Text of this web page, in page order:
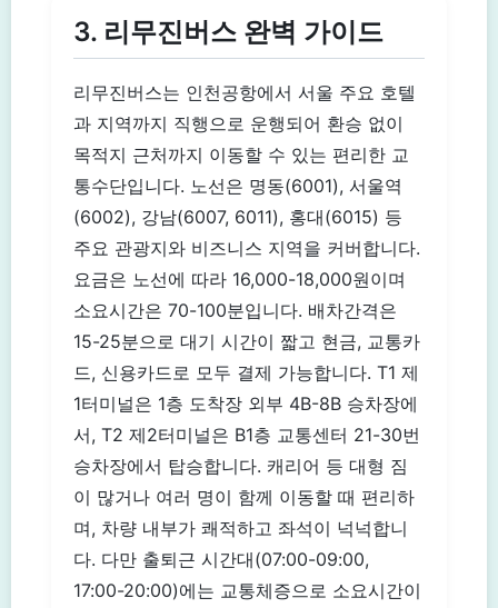
3. 리무진버스 완벽 가이드
리무진버스는 인천공항에서 서울 주요 호텔
과 지역까지 직행으로 운행되어 환승 없이
목적지 근처까지 이동할 수 있는 편리한 교
통수단입니다. 노선은 명동(6001), 서울역
(6002), 강남(6007, 6011), 홍대(6015) 등
주요 관광지와 비즈니스 지역을 커버합니다.
요금은 노선에 따라 16,000-18,000원이며
소요시간은 70-100분입니다. 배차간격은
15-25분으로 대기 시간이 짧고 현금, 교통카
드, 신용카드로 모두 결제 가능합니다. T1 제
1터미널은 1층 도착장 외부 4B-8B 승차장에
서, T2 제2터미널은 B1층 교통센터 21-30번
승차장에서 탑승합니다. 캐리어 등 대형 짐
이 많거나 여러 명이 함께 이동할 때 편리하
며, 차량 내부가 쾌적하고 좌석이 넉넉합니
다. 다만 출퇴근 시간대(07:00-09:00,
17:00-20:00)에는 교통체증으로 소요시간이